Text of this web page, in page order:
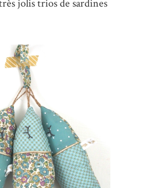
jolis trios de sardines